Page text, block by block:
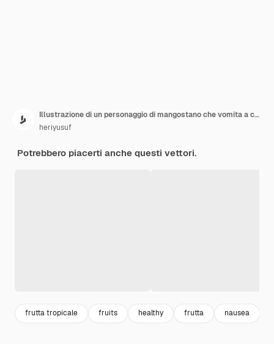
Illustrazione di un personaggio di mangostano che vomita a causa di avvelenamento
heriyusuf
Potrebbero piacerti anche questi vettori.
frutta tropicale fruits healthy frutta nausea